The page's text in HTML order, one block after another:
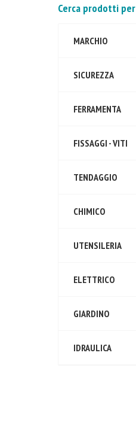
Cerca prodotti per
MARCHIO
SICUREZZA
FERRAMENTA
FISSAGGI - VITI
TENDAGGIO
CHIMICO
UTENSILERIA
ELETTRICO
GIARDINO
IDRAULICA